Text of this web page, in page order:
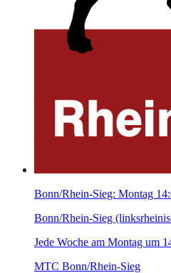
Bonn/Rhein-Sieg: Montag
Bonn/Rhein-Sieg
Jede Woche am Montag um
MTC Bonn/Rhein-Sieg